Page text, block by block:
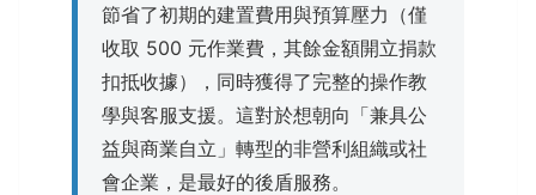
節省了初期的建置費用與預算壓力（僅
收取 500 元作業費，其餘金額開立捐款
扣抵收據），同時獲得了完整的操作教
學與客服支援。這對於想朝向「兼具公
益與商業自立」轉型的非營利組織或社
會企業，是最好的後盾服務。